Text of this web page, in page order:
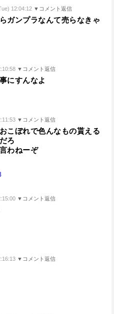
12:04:12 ▼コメント返信
ガンプラなんて売らなきゃ
▼コメント返信
にすんなよ
▼コメント返信
こぼれで色んなもの貰える
ろ
わねーぞ
▼コメント返信
▼コメント返信